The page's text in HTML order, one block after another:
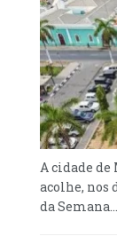
A cidade
acolhe, nos
da Semana...